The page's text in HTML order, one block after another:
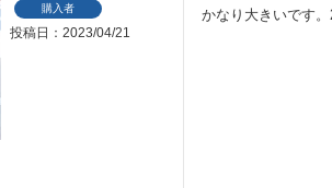
購入者
投稿日 2023/04/21
かなり大きいです